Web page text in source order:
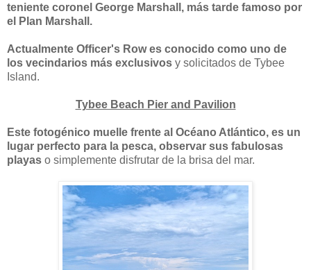
teniente coronel George Marshall, más tarde famoso por
el Plan Marshall.
Actualmente Officer's Row es conocido como uno de
los vecindarios más exclusivos y solicitados de Tybee
Island.
Tybee Beach Pier and Pavilion
Este fotogénico muelle frente al Océano Atlántico, es un
lugar perfecto para la pesca, observar sus fabulosas
playas o simplemente disfrutar de la brisa del mar.